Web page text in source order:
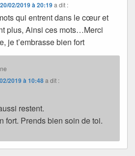
20/02/2019 à 20:19 a dit :
qui entrent dans le cœur et
plus, Ainsi ces mots…Merci
je t’embrasse bien fort
2019 à 10:48a dit :
restent.
fort. Prends bien soin de toi.